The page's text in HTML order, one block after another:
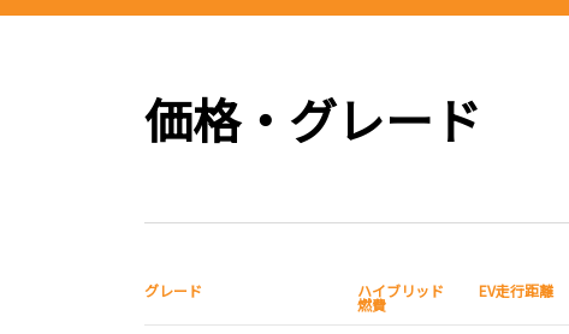
価格・グレード
グレード ハイブリッド
燃費
EV走行距離